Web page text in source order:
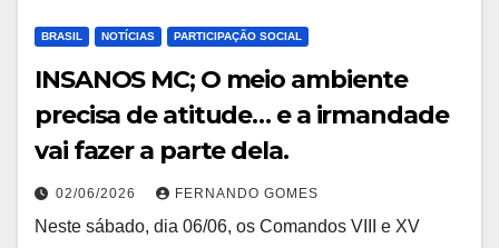
BRASIL NOTÍCIAS PARTICIPAÇÃO SOCIAL
INSANOS MC; O meio ambiente
precisa de atitude… e a irmandade
vai fazer a parte dela.
02/06/2026 FERNANDO GOMES
Neste sábado, dia 06/06, os Comandos VIII e XV